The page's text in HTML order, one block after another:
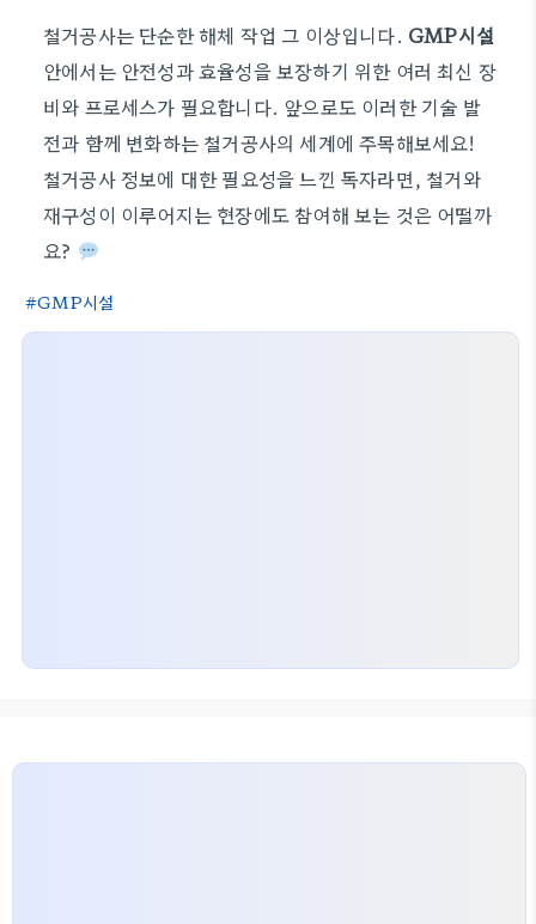
철거공사는 단순한 해체 작업 그 이상입니다. GMP시설
안에서는 안전성과 효율성을 보장하기 위한 여러 최신 장
비와 프로세스가 필요합니다. 앞으로도 이러한 기술 발
전과 함께 변화하는 철거공사의 세계에 주목해보세요!
철거공사 정보에 대한 필요성을 느낀 독자라면, 철거와
재구성이 이루어지는 현장에도 참여해 보는 것은 어떨까
요?
GMP시설